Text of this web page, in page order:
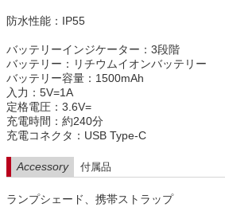
防水性能：IP55
バッテリーインジケーター：3段階
バッテリー：リチウムイオンバッテリー
バッテリー容量：1500mAh
入力：5V=1A
定格電圧：3.6V=
充電時間：約240分
充電コネクタ：USB Type-C
Accessory 付属品
ランプシェード、携帯ストラップ